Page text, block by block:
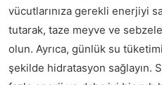
vücutlarınıza gerekli enerjiyi
tutarak, taze meyve ve
olun. Ayrıca, günlük su
şekilde hidratasyon sağlayın.